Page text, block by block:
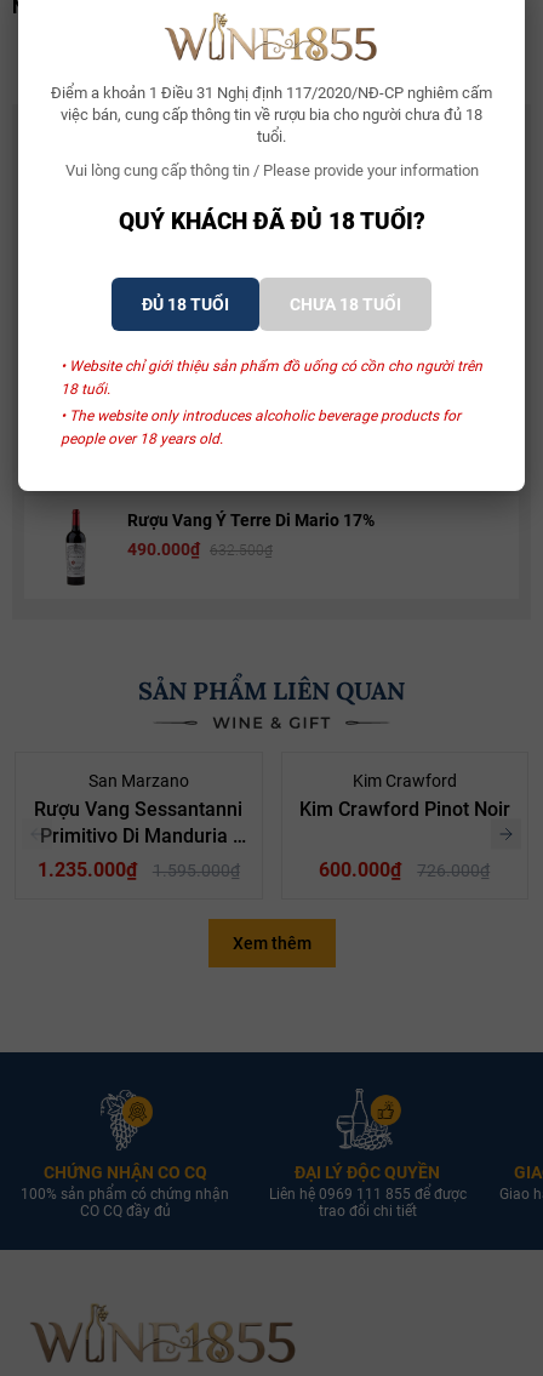
Điểm a khoản 1 Điều 31 Nghị định 117/2020/NĐ-CP nghiêm cấm
việc bán, cung cấp thông tin về rượu bia cho người chưa đủ 18
tuổi.
Vui lòng cung cấp thông tin / Please provide your information
QUÝ KHÁCH ĐÃ ĐỦ 18 TUỔI?
ĐỦ 18 TUỔI CHƯA 18 TUỔI
• Website chỉ giới thiệu sản phẩm đồ uống có cồn cho người trên
18 tuổi.
• The website only introduces alcoholic beverage products for
people over 18 years old.
Nồng Độ
Whisky Glenallachie 13 Year Of The Horse 2026
2.150.000₫
Bia Bỉ Trappistes Rochefort 10
Rượu Vang Sủi Gemma Di Luna Moscato Vino
Spumante
Rượu Vang Ý Terre Di Mario 17%
490.000₫ 632.500₫
SẢN PHẨM LIÊN QUAN
San Marzano
Rượu Vang Sessantanni
Primitivo Di Manduria |
Vang 60 Primitivo
1.235.000₫ 1.595.000₫
Kim Crawford
Kim Crawford Pinot Noir
600.000₫ 726.000₫
Xem thêm
CHỨNG NHẬN CO CQ
100% sản phẩm có chứng nhận
CO CQ đầy đủ
ĐẠI LÝ ĐỘC QUYỀN
Liên hệ 0969 111 855 để được
trao đổi chi tiết
Giao